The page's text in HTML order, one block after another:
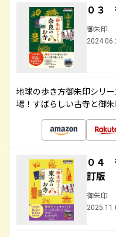
０３
御朱印
地球の歩き方御朱印シリ
場！すばらしい古寺と御
０４
訂版
御朱印